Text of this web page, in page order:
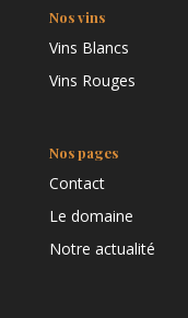
Nos vins
Vins Blancs
Vins Rouges
Nos pages
Contact
Le domaine
Notre actualité